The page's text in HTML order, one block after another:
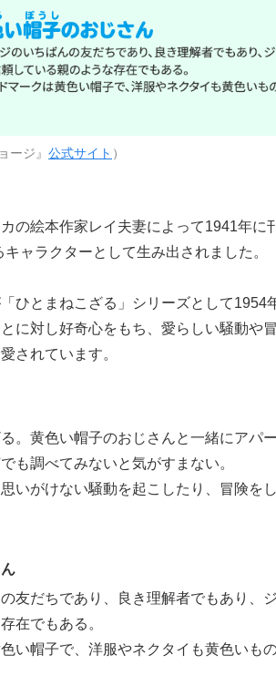
ージ』 公式サイト ）
の絵本作家レイ夫妻によって1941年に
ャラクターとして生み出されました。
ひとまねこざる」シリーズとして1954
に対し好奇心をもち、愛らしい騒動や
されています。
。黄色い帽子のおじさんと一緒にアパ
も調べてみないと気がすまない。
いがけない騒動を起こしたり、冒険を
友だちであり、良き理解者でもあり、
在でもある。
い帽子で、洋服やネクタイも黄色いも